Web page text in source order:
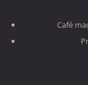
Café